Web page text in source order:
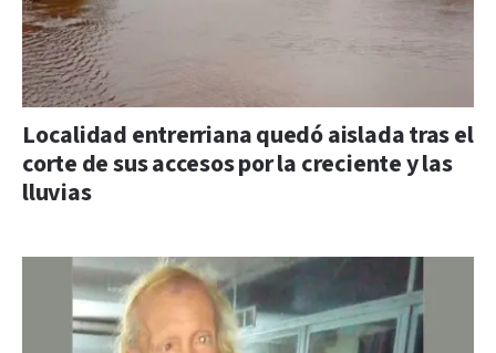
Localidad entrerriana quedó aislada tras el
corte de sus accesos por la creciente y las
lluvias